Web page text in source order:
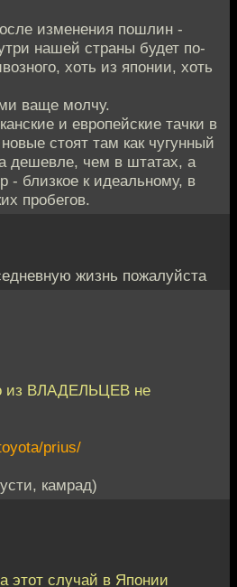
изменения пошлин -
нашей страны будет по-
хоть из японии, хоть
ваще молчу.
и европейские тачки в
стоят там как чугунный
дешевле, чем в штатах, а
- близкое к идеальному, в
пробегов.
жизнь пожалуйста
из ВЛАДЕЛЬЦЕВ не
prius/
камрад)
этот случай в Японии